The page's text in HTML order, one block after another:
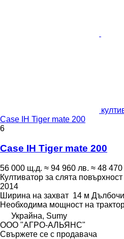
Case IH Tiger mate 200
6
Case IH Tiger mate 200
56 000 щ.д. ≈ 94 960 лв. ≈ 48 470
Култиватор за слята повърхност
2014
Ширина на захват 14 м
Необходима мощност на
Украйна, Sumy
ООО "АГРО-АЛЬЯНС"
Свържете се с продавача